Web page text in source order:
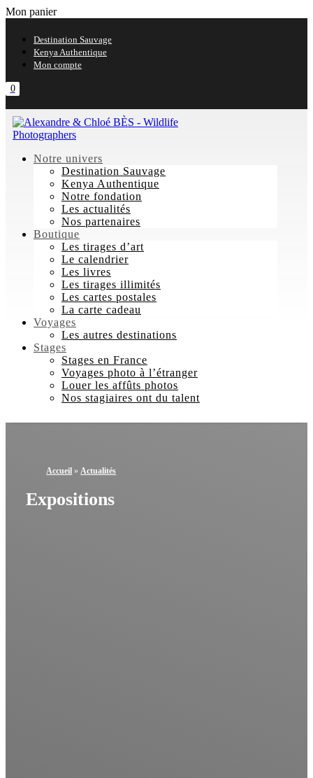
Mon panier
Destination Sauvage
Kenya Authentique
Mon compte
0
Notre univers
Destination Sauvage
Kenya Authentique
Notre fondation
Les actualités
Nos partenaires
Boutique
Les tirages d’art
Le calendrier
Les livres
Les tirages illimités
Les cartes postales
La carte cadeau
Voyages
Les autres destinations
Stages
Stages en France
Voyages photo à l’étranger
Louer les affûts photos
Nos stagiaires ont du talent
Accueil »Actualités
Expositions